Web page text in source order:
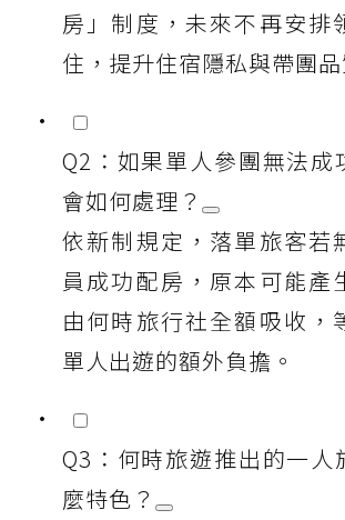
房」制度，未來不再安排
住，提升住宿隱私與帶團品
Q2：如果單人參團無法成
會如何處理？
依新制規定，落單旅客若
員成功配房，原本可能產
由何時旅行社全額吸收，
單人出遊的額外負擔。
Q3：何時旅遊推出的一人
麼特色？